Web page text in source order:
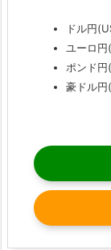
ドル円
ユーロ
ポンド円
豪ドル